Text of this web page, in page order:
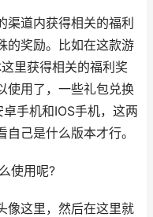
道内获得相关的福利
的奖励。比如在这款游
里获得相关的福利奖
使用了，一些礼包兑换
手机和IOS手机，这两
己是什么版本才行。
使用呢?
这里，然后在这里就